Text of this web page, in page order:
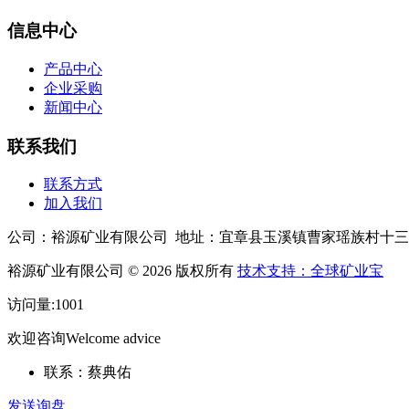
信息中心
产品中心
企业采购
新闻中心
联系我们
联系方式
加入我们
公司：裕源矿业有限公司 地址：宜章县玉溪镇曹家瑶族村十
裕源矿业有限公司 © 2026 版权所有 技术支持：全球矿业宝
访问量:1001
欢迎咨询Welcome advice
联系：蔡典佑